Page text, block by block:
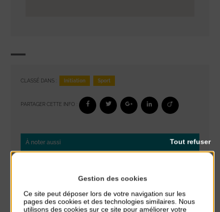
CLASSÉ DANS : Initiation Sport
PARTAGER CETTE INFO :
À noter aussi
Stretching
Gestion des cookies
Ce site peut déposer lors de votre navigation sur les
pages des cookies et des technologies similaires. Nous
utilisons des cookies sur ce site pour améliorer votre
Tout refuser